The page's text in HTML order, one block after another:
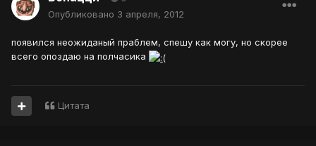
Опубликовано 3 апреля, 2012
появился неожиданый праблем, спешу как могу, но скорее
всего опоздаю на полчасика
Цитата